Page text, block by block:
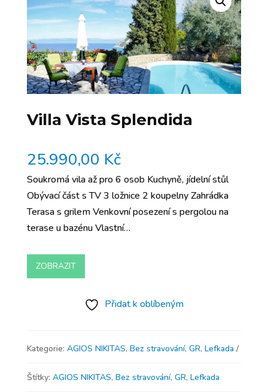
Villa Vista Splendida
25.990,00 Kč
Soukromá vila až pro 6 osob Kuchyně, jídelní stůl
Obývací část s TV 3 ložnice 2 koupelny Zahrádka
Terasa s grilem Venkovní posezení s pergolou na
terase u bazénu Vlastní…
ZOBRAZIT
Přidat k oblíbeným
Kategorie: AGIOS NIKITAS, Bez stravování, GR, Lefkada
Štítky: AGIOS NIKITAS, Bez stravování, GR, Lefkada